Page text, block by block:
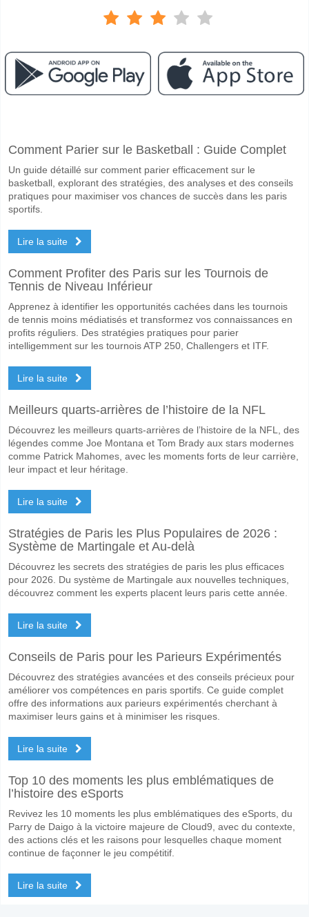
Le match entre JEF Utd Chiba v Machida Zelvia 10 May 2026 09:00.
Quelle est l'équipe favorite pour gagner entre JEF Utd
Machida Zelvia pour le Gagnant du match, avec une probabilité de
Non pour Les Deux Équipes Marquent, avec un pourcentage de 57%.
Quel sera le résultat correct attendu entre JEF Utd
Sur le côté risqué, vous pouvez essayer le Résultat Correct de 0-2
Comment Parier sur le Basketball : Guide Complet
Un guide détaillé sur comment parier efficacement sur le
basketball, explorant des stratégies, des analyses et des conseils
pratiques pour maximiser vos chances de succès dans les paris
sportifs.
Lire la suite
Comment Profiter des Paris sur les Tournois de
Tennis de Niveau Inférieur
Apprenez à identifier les opportunités cachées dans les tournois
de tennis moins médiatisés et transformez vos connaissances en
profits réguliers. Des stratégies pratiques pour parier
intelligemment sur les tournois ATP 250, Challengers et ITF.
Lire la suite
Meilleurs quarts-arrières de l’histoire de la NFL
Découvrez les meilleurs quarts-arrières de l’histoire de la NFL, des
légendes comme Joe Montana et Tom Brady aux stars modernes
comme Patrick Mahomes, avec les moments forts de leur carrière,
leur impact et leur héritage.
Lire la suite
Stratégies de Paris les Plus Populaires de 2026 :
Système de Martingale et Au-delà
Découvrez les secrets des stratégies de paris les plus efficaces
pour 2026. Du système de Martingale aux nouvelles techniques,
découvrez comment les experts placent leurs paris cette année.
Lire la suite
Conseils de Paris pour les Parieurs Expérimentés
Découvrez des stratégies avancées et des conseils précieux pour
améliorer vos compétences en paris sportifs. Ce guide complet
offre des informations aux parieurs expérimentés cherchant à
maximiser leurs gains et à minimiser les risques.
Lire la suite
Top 10 des moments les plus emblématiques de
l’histoire des eSports
Revivez les 10 moments les plus emblématiques des eSports, du
Parry de Daigo à la victoire majeure de Cloud9, avec du contexte,
des actions clés et les raisons pour lesquelles chaque moment
continue de façonner le jeu compétitif.
Lire la suite